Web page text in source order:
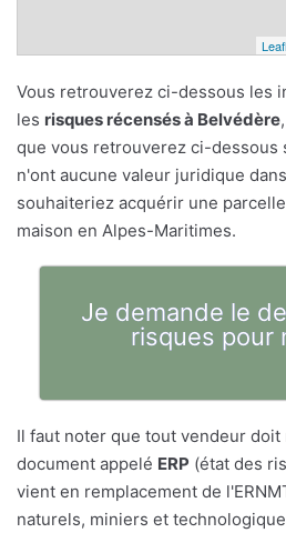
Vous retrouverez ci-dessous les
les risques récensés à Belvédère
que vous retrouverez ci-dessous
n'ont aucune valeur juridique
souhaiteriez acquérir une
maison en Alpes-Maritimes.
Je demande le
risques pour
Il faut noter que tout vendeur
document appelé ERP (état des
vient en remplacement de
naturels, miniers et